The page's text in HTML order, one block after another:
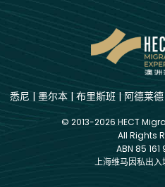
悉尼 | 墨尔本 | 布里斯班 | 阿德莱德
© 2013-2026 HECT
All Rights
ABN 85 161
上海维马因私出入